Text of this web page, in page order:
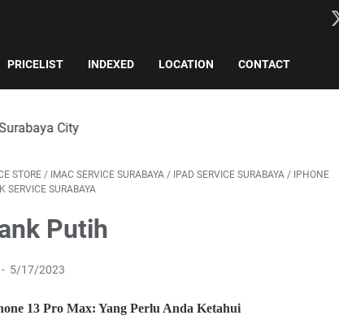
PRICELIST INDEXED LOCATION CONTACT
STORE / IMAC SERVICE SURABAYA / IPAD SERVICE SURABAYA / IPHONE
SERVICE SURABAYA
Putih
5/17/2023
13 Pro Max: Yang Perlu Anda Ketahui
l
m